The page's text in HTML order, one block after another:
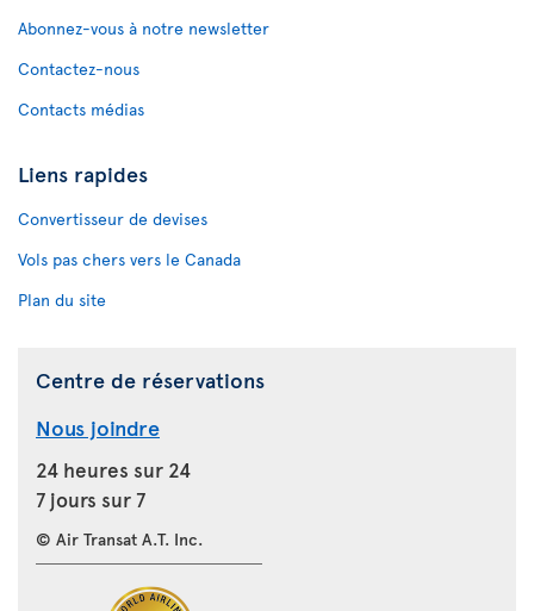
Abonnez-vous à notre newsletter
Contactez-nous
Contacts médias
Liens rapides
Convertisseur de devises
Vols pas chers vers le Canada
Plan du site
Centre de réservations
Nous joindre
24 heures sur 24
7 jours sur 7
© Air Transat A.T. Inc.